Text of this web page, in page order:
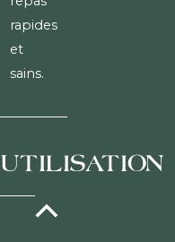
rapides
et
sains.
UTILISATION